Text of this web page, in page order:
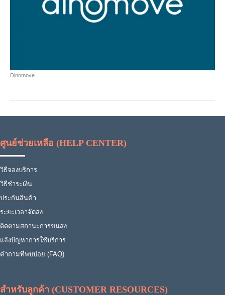
Dinomove
ศูนย์ช่วยเหลือ (HELP CENTER)
วิธีจองบริการ
วิธีชำระเงิน
ประกันสินค้า
ระยะเวลาจัดส่ง
ติดตามสถานะการขนส่ง
แจ้งปัญหาการใช้บริการ
คำถามที่พบบ่อย (FAQ)
สำหรับลูกค้า (CUSTOMER RESOURCES)